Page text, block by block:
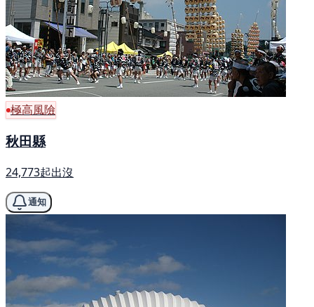
極高風險
秋田縣
24,773起出沒
通知